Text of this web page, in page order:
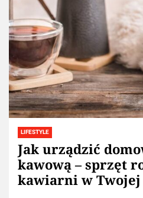
LIFESTYLE
​Jak urządzić
kawową – sprzęt
kawiarni w